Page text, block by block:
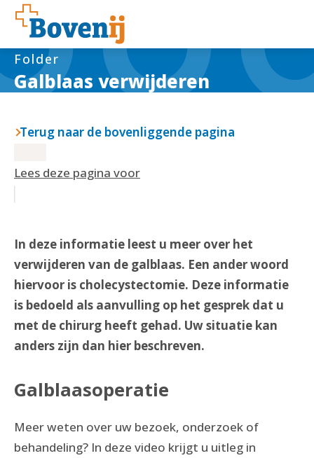
Galblaas verwijderen
Folder
Terug naar de bovenliggende pagina
Lees deze pagina voor
In deze informatie leest u meer over het
verwijderen van de galblaas. Een ander woord
hiervoor is cholecystectomie. Deze informatie
is bedoeld als aanvulling op het gesprek dat u
met de chirurg heeft gehad. Uw situatie kan
anders zijn dan hier beschreven.
Galblaasoperatie
Meer weten over uw bezoek, onderzoek of
behandeling? In deze video krijgt u uitleg in